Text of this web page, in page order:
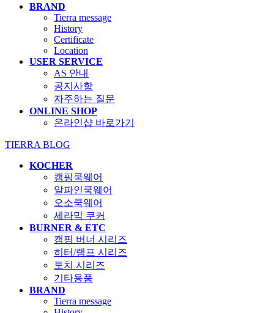
BRAND
Tierra message
History
Certificate
Location
USER SERVICE
AS 안내
공지사항
자주하는 질문
ONLINE SHOP
온라인샵 바로가기
TIERRA BLOG
KOCHER
캠핑쿡웨어
알파인쿡웨어
오소쿡웨어
세라믹 쿠커
BURNER & ETC
캠핑 버너 시리즈
히터/램프 시리즈
토치 시리즈
기타용품
BRAND
Tierra message